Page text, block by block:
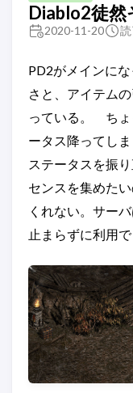
Diablo2徒然
2020-11-20
PD2がメインに
さと、アイテム
っている。 ちょ
ータス降ってし
ステータスを振
センスを集めた
くれない。サー
止まらずに利用で